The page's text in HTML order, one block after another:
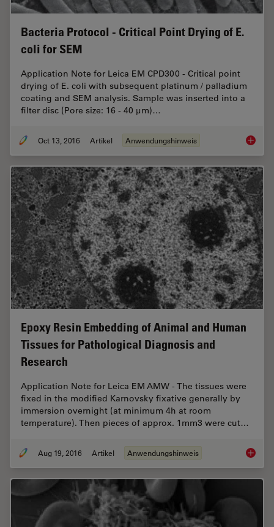
Bacteria Protocol - Critical Point Drying of E.
coli for SEM
Application Note for Leica EM CPD300 - Critical point
drying of E. coli with subsequent platinum / palladium
coating and SEM analysis. Sample was inserted into a
filter disc (Pore size: 16 - 40 μm)…
Oct 13, 2016 Artikel Anwendungshinweis
Epoxy Resin Embedding of Animal and Human
Tissues for Pathological Diagnosis and
Research
Application Note for Leica EM AMW - The tissues were
fixed in the modified Karnovsky fixative generally by
immersion overnight (at minimum 4h at room
temperature). Then pieces of approx. 1mm3 were cut…
Aug 19, 2016 Artikel Anwendungshinweis Epoxy